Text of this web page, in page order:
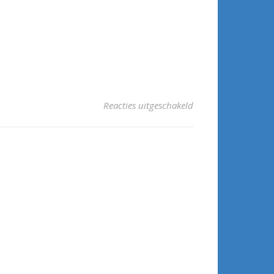
Reacties uitgeschakeldvoor situatie-